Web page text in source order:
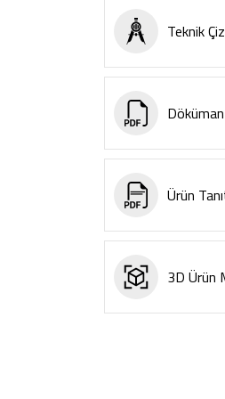
Teknik
Ürün
3D Ürün